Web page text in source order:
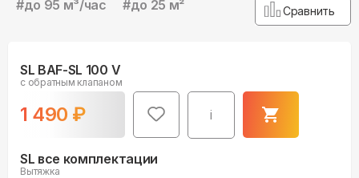
#до 95 м³/час #до 25 м² Сравнить
SL BAF-SL 100 V
с обратным клапаном
1 490 ₽ i
SL все комплектации
Вытяжка